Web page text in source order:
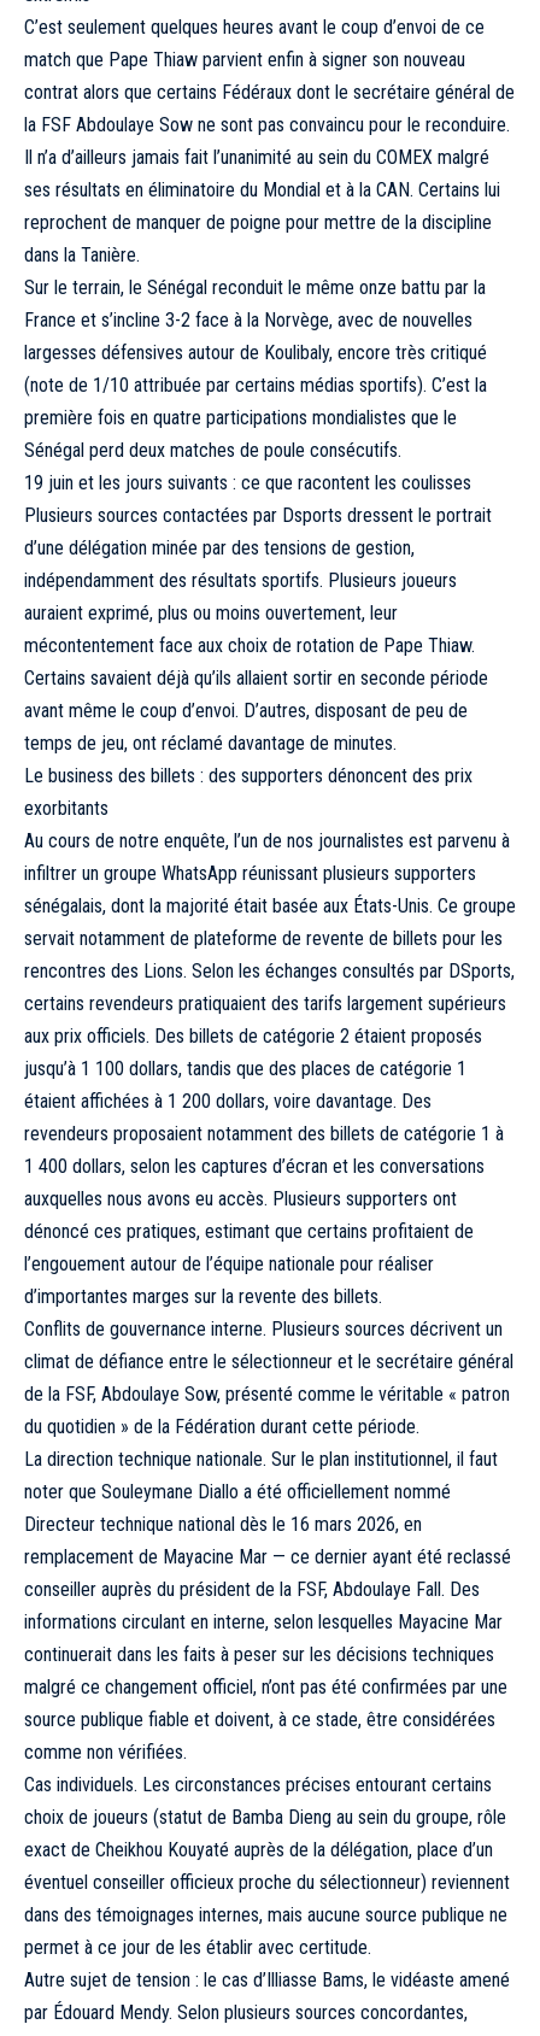
C’est seulement quelques heures avant le coup d’envoi de ce
match que Pape Thiaw parvient enfin à signer son nouveau
contrat alors que certains Fédéraux dont le secrétaire général de
la FSF Abdoulaye Sow ne sont pas convaincu pour le reconduire.
Il n’a d’ailleurs jamais fait l’unanimité au sein du COMEX malgré
ses résultats en éliminatoire du Mondial et à la CAN. Certains lui
reprochent de manquer de poigne pour mettre de la discipline
dans la Tanière.
Sur le terrain, le Sénégal reconduit le même onze battu par la
France et s’incline 3-2 face à la Norvège, avec de nouvelles
largesses défensives autour de Koulibaly, encore très critiqué
(note de 1/10 attribuée par certains médias sportifs). C’est la
première fois en quatre participations mondialistes que le
Sénégal perd deux matches de poule consécutifs.
19 juin et les jours suivants : ce que racontent les coulisses
Plusieurs sources contactées par Dsports dressent le portrait
d’une délégation minée par des tensions de gestion,
indépendamment des résultats sportifs. Plusieurs joueurs
auraient exprimé, plus ou moins ouvertement, leur
mécontentement face aux choix de rotation de Pape Thiaw.
Certains savaient déjà qu’ils allaient sortir en seconde période
avant même le coup d’envoi. D’autres, disposant de peu de
temps de jeu, ont réclamé davantage de minutes.
Le business des billets : des supporters dénoncent des prix
exorbitants
Au cours de notre enquête, l’un de nos journalistes est parvenu à
infiltrer un groupe WhatsApp réunissant plusieurs supporters
sénégalais, dont la majorité était basée aux États-Unis. Ce groupe
servait notamment de plateforme de revente de billets pour les
rencontres des Lions. Selon les échanges consultés par DSports,
certains revendeurs pratiquaient des tarifs largement supérieurs
aux prix officiels. Des billets de catégorie 2 étaient proposés
jusqu’à 1 100 dollars, tandis que des places de catégorie 1
étaient affichées à 1 200 dollars, voire davantage. Des
revendeurs proposaient notamment des billets de catégorie 1 à
1 400 dollars, selon les captures d’écran et les conversations
auxquelles nous avons eu accès. Plusieurs supporters ont
dénoncé ces pratiques, estimant que certains profitaient de
l’engouement autour de l’équipe nationale pour réaliser
d’importantes marges sur la revente des billets.
Conflits de gouvernance interne. Plusieurs sources décrivent un
climat de défiance entre le sélectionneur et le secrétaire général
de la FSF, Abdoulaye Sow, présenté comme le véritable « patron
du quotidien » de la Fédération durant cette période.
La direction technique nationale. Sur le plan institutionnel, il faut
noter que Souleymane Diallo a été officiellement nommé
Directeur technique national dès le 16 mars 2026, en
remplacement de Mayacine Mar — ce dernier ayant été reclassé
conseiller auprès du président de la FSF, Abdoulaye Fall. Des
informations circulant en interne, selon lesquelles Mayacine Mar
continuerait dans les faits à peser sur les décisions techniques
malgré ce changement officiel, n’ont pas été confirmées par une
source publique fiable et doivent, à ce stade, être considérées
comme non vérifiées.
Cas individuels. Les circonstances précises entourant certains
choix de joueurs (statut de Bamba Dieng au sein du groupe, rôle
exact de Cheikhou Kouyaté auprès de la délégation, place d’un
éventuel conseiller officieux proche du sélectionneur) reviennent
dans des témoignages internes, mais aucune source publique ne
permet à ce jour de les établir avec certitude.
Autre sujet de tension : le cas d’Illiasse Bams, le vidéaste amené
par Édouard Mendy. Selon plusieurs sources concordantes,